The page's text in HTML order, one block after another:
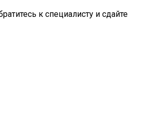
к специалисту и сдайте